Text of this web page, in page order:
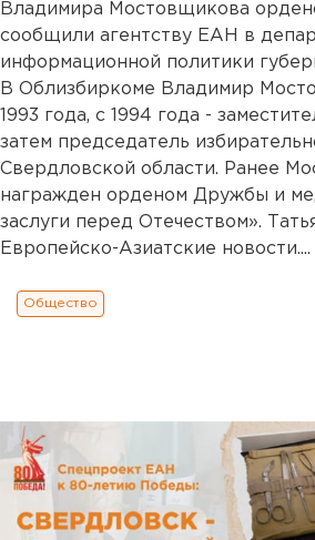
Владимира Мостовщикова
сообщили агентству ЕАН в
информационной политики
В Облизбиркоме Владимир
1993 года, с 1994 года -
затем председатель
Свердловской области. Ранее
награжден орденом Дружбы и
заслуги перед Отечеством».
Европейско-Азиатские новости....
Общество